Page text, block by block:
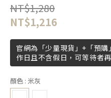
NT$1,280
NT$1,216
官網為「少量現貨」+「預
作日且不含假日，可等待者
顏色 : 米灰